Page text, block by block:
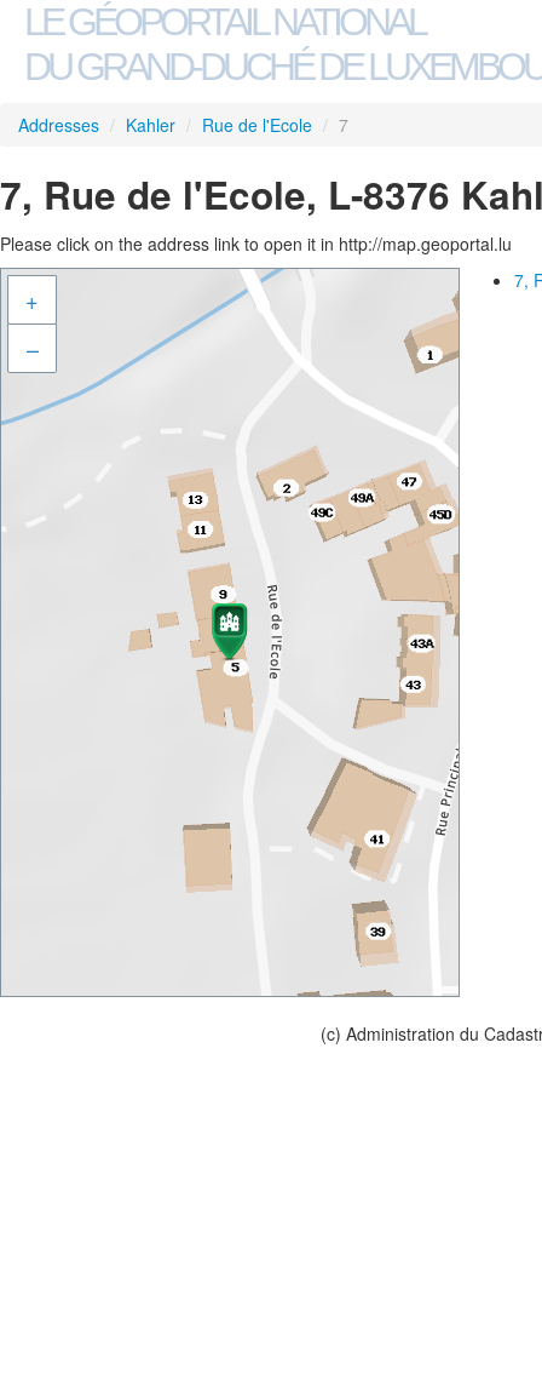
LE GÉOPORTAIL NATIONAL
DU GRAND-DUCHÉ DE
Addresses / Kahler / Rue de l'Ecole / 7
7, Rue de l'Ecole, L-8376
Please click on the address link to open it in http://map.geoportal.lu
+
–
7,
(c) Administration du